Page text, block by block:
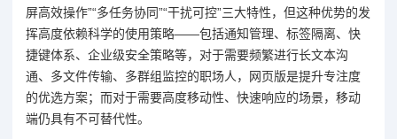
屏高效操作”“多任务协同”“干扰可控”三大特性，但这种优势的发
挥高度依赖科学的使用策略——包括通知管理、标签隔离、快
捷键体系、企业级安全策略等，对于需要频繁进行长文本沟
通、多文件传输、多群组监控的职场人，网页版是提升专注度
的优选方案；而对于需要高度移动性、快速响应的场景，移动
端仍具有不可替代性。